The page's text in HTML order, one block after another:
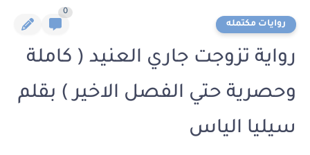
روايات مكتمله
0
رواية تزوجت جاري العنيد ( كاملة
وحصرية حتي الفصل الاخير ) بقلم
سيليا الياس